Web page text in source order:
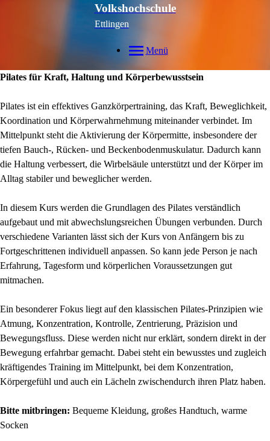
Volkshochschule
Ettlingen
Menü
Pilates für Kraft, Haltung und Körperbewusstsein
Pilates ist ein effektives Ganzkörpertraining, das Kraft, Beweglichkeit,
Koordination und Körperwahrnehmung miteinander verbindet. Im
Mittelpunkt steht die Aktivierung der Körpermitte, insbesondere der
tiefen Bauch-, Rücken- und Beckenbodenmuskulatur. Dadurch kann
die Haltung verbessert, die Wirbelsäule unterstützt und der Körper im
Alltag stabiler und beweglicher werden.
In diesem Kurs werden die Grundlagen des Pilates verständlich
aufgebaut und mit abwechslungsreichen Übungen verbunden. Durch
verschiedene Varianten lässt sich der Kurs von Anfängern bis zu
Fortgeschrittenen individuell anpassen. So kann jede Person je nach
Erfahrung, Tagesform und körperlichen Voraussetzungen gut
mitmachen.
Ein besonderer Fokus liegt auf den klassischen Pilates-Prinzipien wie
Atmung, Konzentration, Kontrolle, Zentrierung, Präzision und
Bewegungsfluss. Diese werden nicht nur erklärt, sondern direkt in der
Bewegung erfahrbar gemacht. Dabei steht ein bewusstes und zugleich
kräftigendes Training im Mittelpunkt, bei dem Konzentration,
Körpergefühl und auch ein Lächeln zwischendurch ihren Platz haben.
Bitte mitbringen: Bequeme Kleidung, großes Handtuch, warme
Socken